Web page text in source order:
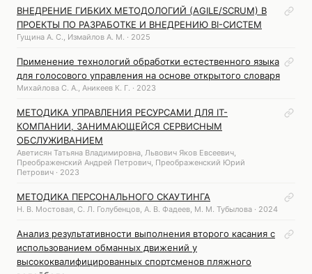
ВНЕДРЕНИЕ ГИБКИХ МЕТОДОЛОГИЙ (AGILE/SCRUM) В
ПРОЕКТЫ ПО РАЗРАБОТКЕ И ВНЕДРЕНИЮ BI-СИСТЕМ
Гущина А. С., Измайлов А. М. · 2025
Применение технологий обработки естественного языка
для голосового управления на основе открытого словаря
Михайлова С. А., Аникеев К. Г. · 2023
МЕТОДИКА УПРАВЛЕНИЯ РЕСУРСАМИ ДЛЯ IT-
КОМПАНИИ, ЗАНИМАЮЩЕЙСЯ СЕРВИСНЫМ
ОБСЛУЖИВАНИЕМ
Аветисян Татьяна Владимировна, Львович Яков Евсеевич,
Преображенский Андрей Петрович, Преображенский Юрий
Петрович · 2023
МЕТОДИКА ПЕРСОНАЛЬНОГО СКАУТИНГА
Н. В. Мостовая, C. Л. Голубенцов, А. В. Фадеев, М. М. Тубылова · 2024
Анализ результативности выполнения второго касания с
использованием обманных движений у
высококвалифицированных спортсменов пляжного